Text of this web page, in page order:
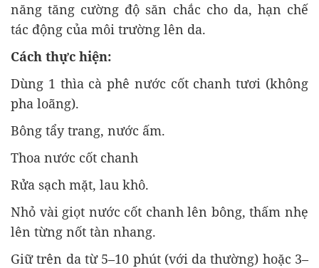
năng tăng cường độ săn chắc cho da, hạn chế
tác động của môi trường lên da.
Cách thực hiện:
Dùng 1 thìa cà phê nước cốt chanh tươi (không
pha loãng).
Bông tẩy trang, nước ấm.
Thoa nước cốt chanh
Rửa sạch mặt, lau khô.
Nhỏ vài giọt nước cốt chanh lên bông, thấm nhẹ
lên từng nốt tàn nhang.
Giữ trên da từ 5–10 phút (với da thường) hoặc 3–